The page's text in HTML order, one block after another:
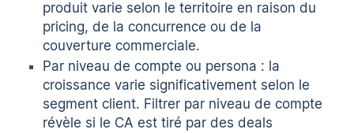
produit varie selon le territoire en raison du
pricing, de la concurrence ou de la
couverture commerciale.
Par niveau de compte ou persona : la
croissance varie significativement selon le
segment client. Filtrer par niveau de compte
révèle si le CA est tiré par des deals